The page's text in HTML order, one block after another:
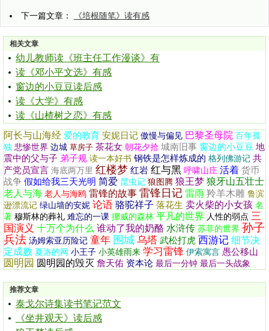
下一篇文章： 《培根随笔》读有感
相关文章
幼儿教师读《班主任工作漫谈》有
读《邓小平文选》有感
窗边的小豆豆读后感
读《大学》有感
读《山楂树之恋》有感
阿长与山海经 爱的教育 安妮日记 傲慢与偏见 巴黎圣母院 百年孤
独 悲惨世界 边城 草房子 茶花女 朝花夕拾 城南旧事 窗边的小豆豆 地
震中的父与子 弟子规 读一本好书 钢铁是怎样炼成的 格列佛游记 共
产党员宣言 海底两万里 红楼梦 红岩 红与黑 呼啸山庄 活着 货币
战争 假如给我三天光明 简爱 昆虫记 狼图腾 狼王梦 狼牙山五壮士
老人与海 老人与海鸥 雷锋的故事 雷锋日记 雷雨 羚羊木雕 鲁滨
逊漂流记 绿山墙的安妮 论语 骆驼祥子 落花生 卖火柴的小女孩 名
著 穆斯林的葬礼 难忘的一课 挪威的森林 平凡的世界 人性的弱点 三
国演义 十万个为什么 谁动了我的奶酪 水浒传 苏菲的世界 孙子
兵法 汤姆索亚历险记 童年 围城 乌塔 武松打虎 西游记 细节决
定成败 夏洛的网 小王子 小英雄雨来 学习雷锋 伊索寓言 愚公移山
圆明园 圆明园的毁灭 詹天佑 资本论 最后一分钟 最后一头战象
推荐文章
泰戈尔诗集读书笔记范文
《坐井观天》读后感